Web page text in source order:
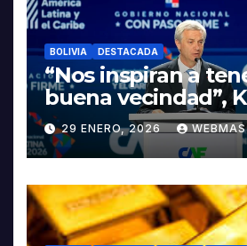
BOLIVIA DESTACADA
“Nos inspiran a
buena vecindad”,
discurso del
Rodrigo Paz
29 ENERO, 2026